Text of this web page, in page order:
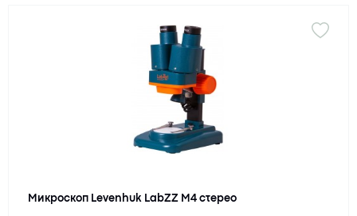
Микроскоп Levenhuk LabZZ M4 стерео